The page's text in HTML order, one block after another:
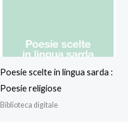
Poesie scelte in lingua sarda :
Poesie religiose
Biblioteca digitale